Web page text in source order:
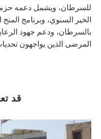
للسرطان، ويشمل دعمه حزمة
الخير السنوي، وبرنامج
بالسرطان، ودعم جهود
المرضى الذين يواجهون
قد